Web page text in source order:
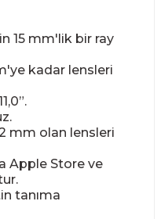
15 mm'lik bir ray
kadar lensleri
mm olan lensleri
Apple Store ve
tanıma